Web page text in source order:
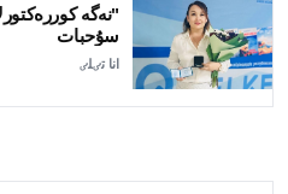
"نەگە
سۇحبات
انا تٸلٸ